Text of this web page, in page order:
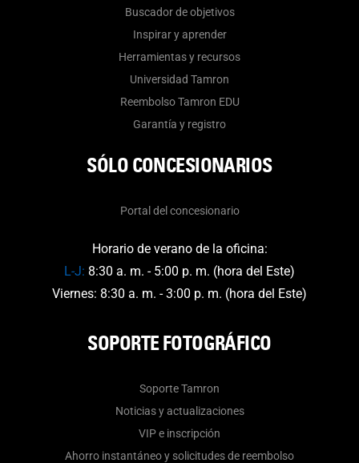
Buscador de objetivos
Inspirar y aprender
Herramientas y recursos
Universidad Tamron
Reembolso Tamron EDU
Garantía y registro
SÓLO CONCESIONARIOS
Portal del concesionario
Horario de verano de la oficina:
L-J: 8:30 a. m. - 5:00 p. m. (hora del Este)
Viernes: 8:30 a. m. - 3:00 p. m. (hora del Este)
SOPORTE FOTOGRÁFICO
Soporte Tamron
Noticias y actualizaciones
VIP e inscripción
Ahorro instantáneo y solicitudes de reembolso